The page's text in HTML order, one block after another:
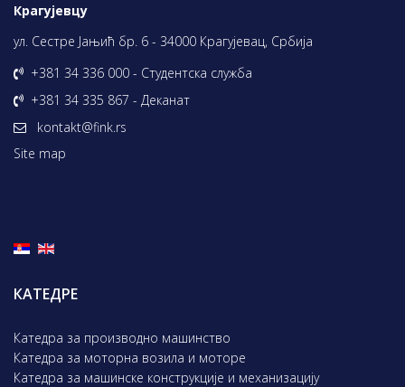
Крагујевцу
ул. Сестре Јањић бр. 6 - 34000 Крагујевац, Србија
+381 34 336 000 - Студентска служба
+381 34 335 867 - Деканат
kontakt@fink.rs
Site map
КАТЕДРЕ
Катедра за производно машинство
Катедра за моторна возила и моторе
Катедра за машинске конструкције и механизацију